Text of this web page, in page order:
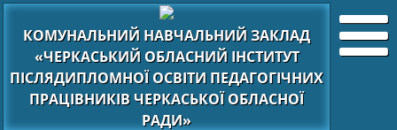
КОМУНАЛЬНИЙ НАВЧАЛЬНИЙ ЗАКЛАД
«ЧЕРКАСЬКИЙ ОБЛАСНИЙ ІНСТИТУТ
ПІСЛЯДИПЛОМНОЇ ОСВІТИ ПЕДАГОГІЧНИХ
ПРАЦІВНИКІВ ЧЕРКАСЬКОЇ ОБЛАСНОЇ
РАДИ»